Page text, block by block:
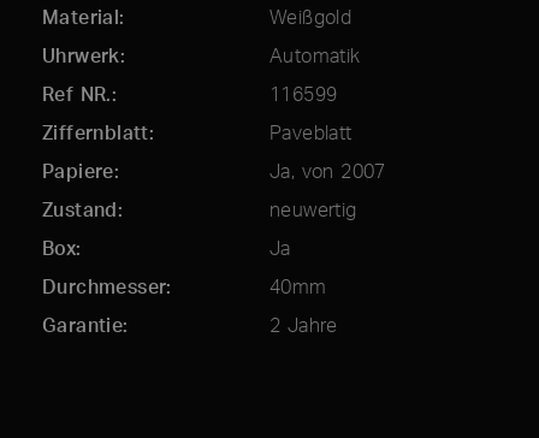
Material
Weißgold
Uhrwerk
Automatik
Ref NR.
116599
Ziffernblatt
Paveblatt
Papiere
Ja, von 2007
Zustand
neuwertig
Box
Ja
Durchmesser
40mm
Garantie
2 Jahre